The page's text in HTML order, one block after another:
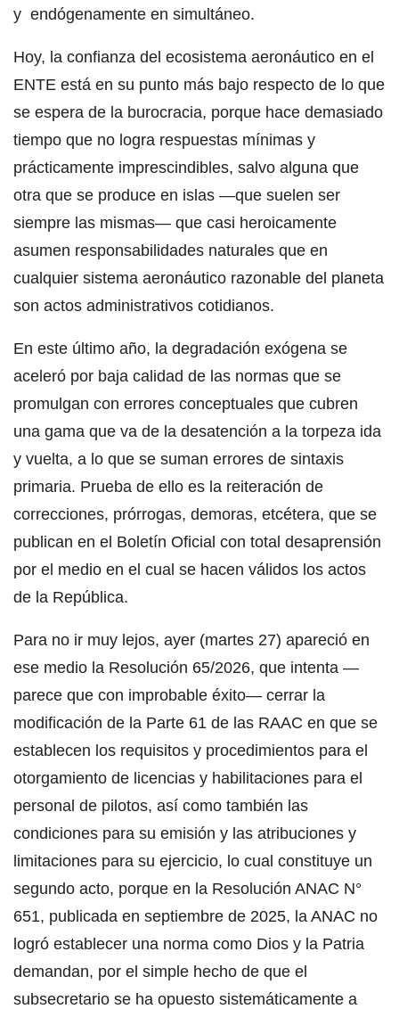
y endógenamente en simultáneo.
Hoy, la confianza del ecosistema aeronáutico en el
ENTE está en su punto más bajo respecto de lo que
se espera de la burocracia, porque hace demasiado
tiempo que no logra respuestas mínimas y
prácticamente imprescindibles, salvo alguna que
otra que se produce en islas —que suelen ser
siempre las mismas— que casi heroicamente
asumen responsabilidades naturales que en
cualquier sistema aeronáutico razonable del planeta
son actos administrativos cotidianos.
En este último año, la degradación exógena se
aceleró por baja calidad de las normas que se
promulgan con errores conceptuales que cubren
una gama que va de la desatención a la torpeza ida
y vuelta, a lo que se suman errores de sintaxis
primaria. Prueba de ello es la reiteración de
correcciones, prórrogas, demoras, etcétera, que se
publican en el Boletín Oficial con total desaprensión
por el medio en el cual se hacen válidos los actos
de la República.
Para no ir muy lejos, ayer (martes 27) apareció en
ese medio la Resolución 65/2026, que intenta —
parece que con improbable éxito— cerrar la
modificación de la Parte 61 de las RAAC en que se
establecen los requisitos y procedimientos para el
otorgamiento de licencias y habilitaciones para el
personal de pilotos, así como también las
condiciones para su emisión y las atribuciones y
limitaciones para su ejercicio, lo cual constituye un
segundo acto, porque en la Resolución ANAC N°
651, publicada en septiembre de 2025, la ANAC no
logró establecer una norma como Dios y la Patria
demandan, por el simple hecho de que el
subsecretario se ha opuesto sistemáticamente a